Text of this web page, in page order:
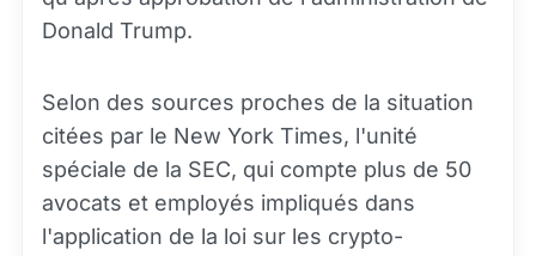
Donald Trump.
Selon des sources proches de la situation
citées par le New York Times, l'unité
spéciale de la SEC, qui compte plus de 50
avocats et employés impliqués dans
l'application de la loi sur les crypto-